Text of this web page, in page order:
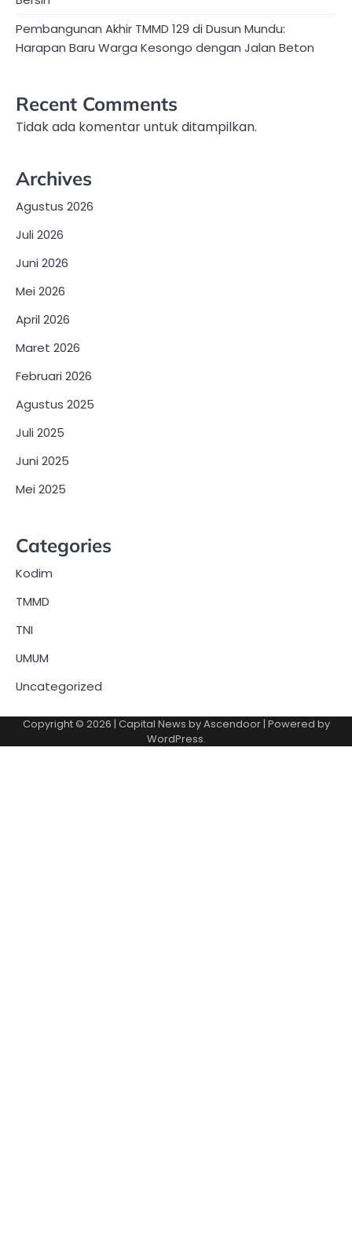
Pembangunan Akhir TMMD 129 di Dusun Mundu:
Harapan Baru Warga Kesongo dengan Jalan Beton
Recent Comments
Tidak ada komentar untuk ditampilkan.
Archives
Agustus 2026
Juli 2026
Juni 2026
Mei 2026
April 2026
Maret 2026
Februari 2026
Agustus 2025
Juli 2025
Juni 2025
Mei 2025
Categories
Kodim
TMMD
TNI
UMUM
Uncategorized
Copyright © 2026 | Capital News byAscendoor| Powered by
WordPress.